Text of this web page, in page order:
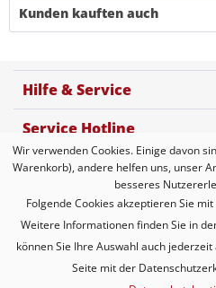
Kunden kauften auch
Hilfe & Service
Service Hotline
Kundenbewertung
Zahlungsmöglichkeiten
Versandarten
Wir verwenden Cookies. Einige davon
Warenkorb), andere helfen uns, unser
besseres
Folgende Cookies akzeptieren Sie
Weitere Informationen finden Sie in
können Sie Ihre Auswahl auch
Seite mit der